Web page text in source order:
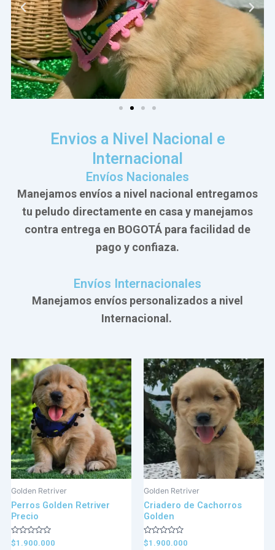
Envios a Nivel Nacional e
Internacional
Envíos Nacionales
Manejamos envíos a nivel nacional entregamos
tu peludo directamente en casa y manejamos
contra entrega en BOGOTÁ para facilidad de
pago y confiaza.
Envíos Internacionales
Manejamos envíos personalizados a nivel
Internacional.
Golden Retriver
Perros Golden Retriver
Precio
Valorado
$1.900.000
Golden Retriver
Criadero de Cachorros
Golden
Valorado
$1.900.000